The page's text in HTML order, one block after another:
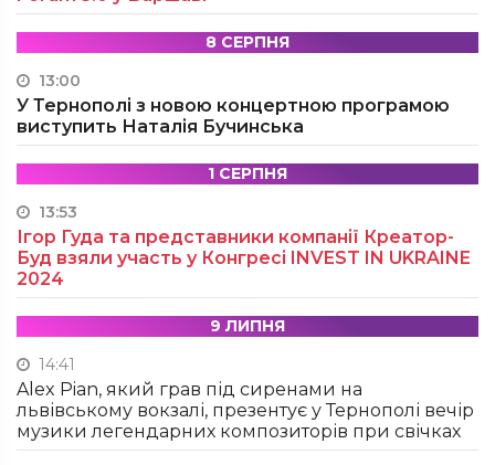
8 СЕРПНЯ
13:00
У Тернополі з новою концертною програмою
виступить Наталія Бучинська
1 СЕРПНЯ
13:53
Ігор Гуда та представники компанії Креатор-
Буд взяли участь у Конгресі INVEST IN UKRAINE
2024
9 ЛИПНЯ
14:41
Alex Pian, який грав під сиренами на
львівському вокзалі, презентує у Тернополі вечір
музики легендарних композиторів при свічках